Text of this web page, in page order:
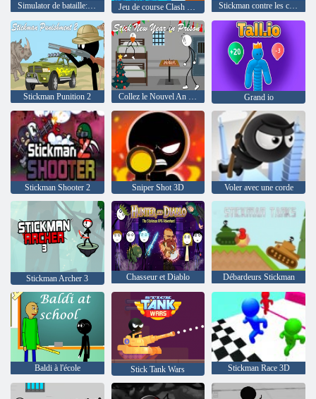
Simulator de bataille: Counter Stickman Stickman contre les combattants italiens de Brainrot
Stickman Punition 2 Collez le Nouvel An en prison Grand io
Stickman Shooter 2 Sniper Shot 3D Voler avec une corde
Stickman Archer 3 Chasseur et Diablo Débardeurs Stickman
Baldi à l'école Stick Tank Wars Stickman Race 3D